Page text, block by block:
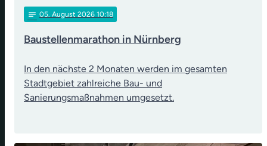
notes 05. August 2026 10:18
Baustellenmarathon in Nürnberg
In den nächste 2 Monaten werden im gesamten
Stadtgebiet zahlreiche Bau- und
Sanierungsmaßnahmen umgesetzt.